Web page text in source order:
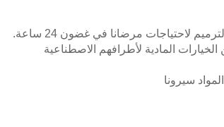
يو أس بي سيرونى هو أنه يمكننا تخصيص الترميم لاحتياجات مرضانا في غضون 24 ساعة.
المادية لأطرافهم الاصطناعية
سيرونا